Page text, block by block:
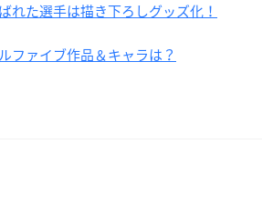
れた選手は描き下ろしグッズ化！
ファイブ作品＆キャラは？